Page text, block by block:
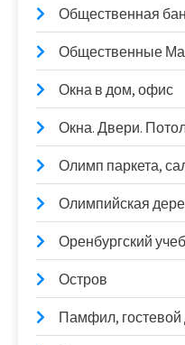
Общественная
Общественные
Окна в дом, офис
Окна. Двери.
Олимп паркета,
Олимпийская
Оренбургский
Остров
Памфил, гостевой